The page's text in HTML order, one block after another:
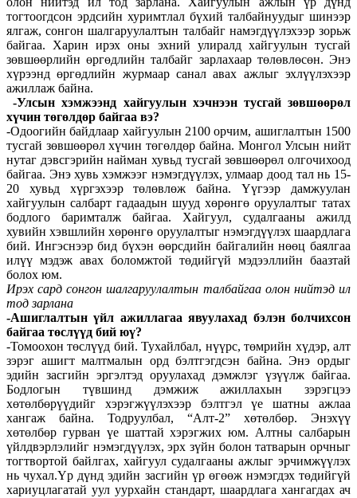
тогтоогдсон эрдсийн хуримтлал бүхий талбайнуудыг шинээр
ялгаж, сонгон шалгаруулалтын талбайг намэгдүүлэхээр зорьж
байгаа. Харин ирэх оны эхний улиралд хайгуулын тусгай
зөвшөөрлийн өргөдлийн талбайг зарлахаар төлөвлөсөн. Энэ
хүрээнд өргөдлийн журмаар санал авах ажлыг эхлүүлэхээр
ажиллаж байна.
-Улсын хэмжээнд хайгуулын хэчнээн тусгай зөвшөөрөл
хүчин төгөлдөр байгаа вэ?
-Одоогийн байдлаар хайгуулын 2100 орчим, ашиглалтын 1500
тусгай зөвшөөрөл хүчин төгөлдөр байна. Монгол Улсын нийт
нутаг дэвсгэрийн найман хувьд тусгай зөвшөөрөл олгочихоод
байгаа. Энэ хувь хэмжээг нэмэгдүүлэх, улмаар доод тал нь 15-
20 хувьд хүргэхээр төлөвлөж байна. Үүгээр дамжуулан
хайгуулын салбарт гадаадын шууд хөрөнгө оруулалтыг татах
бодлого баримталж байгаа. Хайгуул, судалгааны ажилд
хувийн хэвшлийн хөрөнгө оруулалтыг нэмэгдүүлэх шаардлага
бий. Ингэснээр бид бүхэн өөрсдийн байгалийн нөөц баялгаа
илүү мэдэж авах боломжтой төдийгүй мэдээллийн баазтай
болох юм.
Ирэх сард сонгон шалгаруулалтын талбайгаа олон нийтэд ил
тод зарлана
-Ашиглалтын үйл ажиллагаа явуулахад бэлэн болчихсон
байгаа төслүүд бий юү?
-Томоохон төслүүд бий. Тухайлбал, нүүрс, төмрийн хүдэр, алт
зэрэг ашигт малтмалын орд бэлтгэгдсэн байна. Энэ ордыг
эдийн засгийн эргэлтэд оруулахад дэмжлэг үзүүлж байгаа.
Бодлогын түвшинд дэмжиж ажиллахын зэрэгцээ
хөтөлбөрүүдийг хэрэгжүүлэхээр бэлтгэл үе шатны ажлаа
хангаж байна. Тодруулбал, “Алт-2” хөтөлбөр. Энэхүү
хөтөлбөр гурван үе шаттай хэрэгжих юм. Алтны салбарын
үйлдвэрлэлийг нэмэгдүүлэх, эрх зүйн болон татварын орчныг
тогтвортой байлгах, хайгуул судалгааны ажлыг эрчимжүүлэх
нь чухал.Үр дүнд эдийн засгийн үр өгөөж нэмэгдэх төдийгүй
хариуцлагатай уул уурхайн стандарт, шаардлага хангагдах ач